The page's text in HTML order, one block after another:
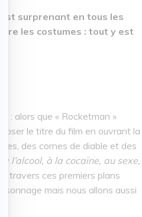
est surprenant en tous les
les costumes : tout y est
: alors que « Rocketman »
le titre du film en ouvrant la
des cornes de diable et des
à l’alcool, à la cocaïne, au sexe,
à travers ces premiers plans
mais nous allons aussi